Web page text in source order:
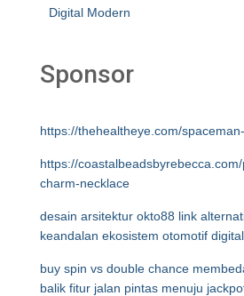
Digital Modern
Sponsor
https://thehealtheye.com/
https://
charm-necklace
desain arsitektur okto88 link
keandalan ekosistem otomotif digital
buy spin vs double chance
balik fitur jalan pintas menuju